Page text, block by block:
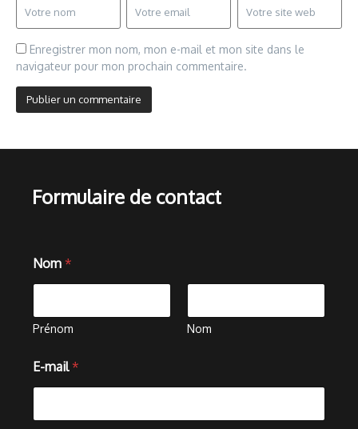
Enregistrer mon nom, mon e-mail et mon site dans le
navigateur pour mon prochain commentaire.
Formulaire de contact
o
m
e
n
a
i
r
m
Nom *
Prénom Nom
E-mail *